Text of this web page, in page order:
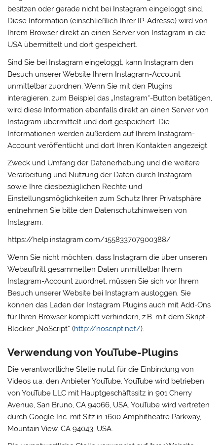
besitzen oder gerade nicht bei Instagram eingeloggt sind.
Diese Information (einschließlich Ihrer IP-Adresse) wird von
Ihrem Browser direkt an einen Server von Instagram in die
USA übermittelt und dort gespeichert.
Sind Sie bei Instagram eingeloggt, kann Instagram den
Besuch unserer Website Ihrem Instagram-Account
unmittelbar zuordnen. Wenn Sie mit den Plugins
interagieren, zum Beispiel das „Instagram“-Button betätigen,
wird diese Information ebenfalls direkt an einen Server von
Instagram übermittelt und dort gespeichert. Die
Informationen werden außerdem auf Ihrem Instagram-
Account veröffentlicht und dort Ihren Kontakten angezeigt.
Zweck und Umfang der Datenerhebung und die weitere
Verarbeitung und Nutzung der Daten durch Instagram
sowie Ihre diesbezüglichen Rechte und
Einstellungsmöglichkeiten zum Schutz Ihrer Privatsphäre
entnehmen Sie bitte den Datenschutzhinweisen von
Instagram:
https://help.instagram.com/155833707900388/
Wenn Sie nicht möchten, dass Instagram die über unseren
Webauftritt gesammelten Daten unmittelbar Ihrem
Instagram-Account zuordnet, müssen Sie sich vor Ihrem
Besuch unserer Website bei Instagram ausloggen. Sie
können das Laden der Instagram Plugins auch mit Add-Ons
für Ihren Browser komplett verhindern, z.B. mit dem Skript-
Blocker „NoScript“ (http://noscript.net/).
Verwendung von YouTube-Plugins
Die verantwortliche Stelle nutzt für die Einbindung von
Videos u.a. den Anbieter YouTube. YouTube wird betrieben
von YouTube LLC mit Hauptgeschäftssitz in 901 Cherry
Avenue, San Bruno, CA 94066, USA. YouTube wird vertreten
durch Google Inc. mit Sitz in 1600 Amphitheatre Parkway,
Mountain View, CA 94043, USA.